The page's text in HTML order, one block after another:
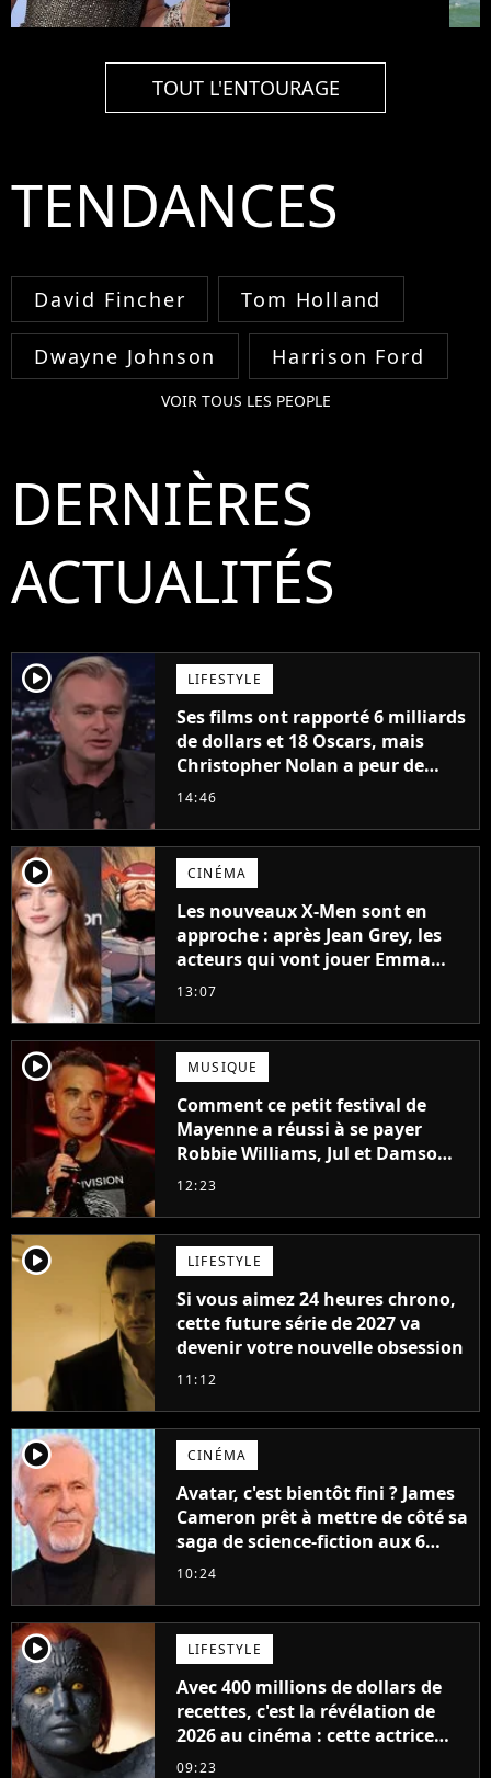
TOUT L'ENTOURAGE
TENDANCES
David Fincher Tom Holland
Dwayne Johnson Harrison Ford
VOIR TOUS LES PEOPLE
DERNIÈRES
ACTUALITÉS
player2 LIFESTYLE
Ses films ont rapporté 6 milliards
de dollars et 18 Oscars, mais
Christopher Nolan a peur de
tourner un genre de films très
14:46
player2 CINÉMA
Les nouveaux X-Men sont en
approche : après Jean Grey, les
acteurs qui vont jouer Emma
Frost et Cyclope trouvés !
13:07
player2 MUSIQUE
Comment ce petit festival de
Mayenne a réussi à se payer
Robbie Williams, Jul et Damso
cette année ?
12:23
player2 LIFESTYLE
Si vous aimez 24 heures chrono,
cette future série de 2027 va
devenir votre nouvelle obsession
11:12
player2 CINÉMA
Avatar, c'est bientôt fini ? James
Cameron prêt à mettre de côté sa
saga de science-fiction aux 6
milliards de recettes
10:24
player2 LIFESTYLE
Avec 400 millions de dollars de
recettes, c'est la révélation de
2026 au cinéma : cette actrice
adorée prête à remplacer
09:23